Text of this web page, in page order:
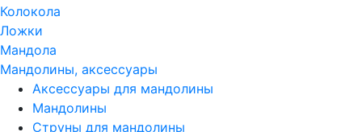
Колокола
Ложки
Мандола
Мандолины, аксессуары
Аксессуары для мандолины
Мандолины
Струны для мандолины